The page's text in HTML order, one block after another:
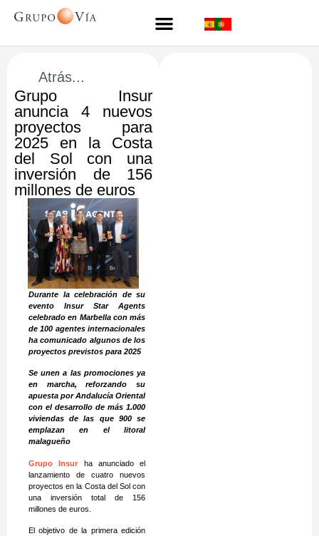
Atrás...
Grupo Insur
anuncia 4 nuevos
proyectos para
2025 en la Costa
del Sol con una
inversión de 156
millones de euros
Durante la celebración de su
evento Insur Star Agents
celebrado en Marbella con más
de 100 agentes internacionales
ha comunicado algunos de los
proyectos previstos para 2025
Se unen a las promociones ya
en marcha, reforzando su
apuesta por Andalucía Oriental
con el desarrollo de más 1.000
viviendas de las que 900 se
emplazan en el litoral
malagueño
Grupo Insur ha anunciado el
lanzamiento de cuatro nuevos
proyectos en la Costa del Sol con
una inversión total de 156
millones de euros.
El objetivo de la primera edición